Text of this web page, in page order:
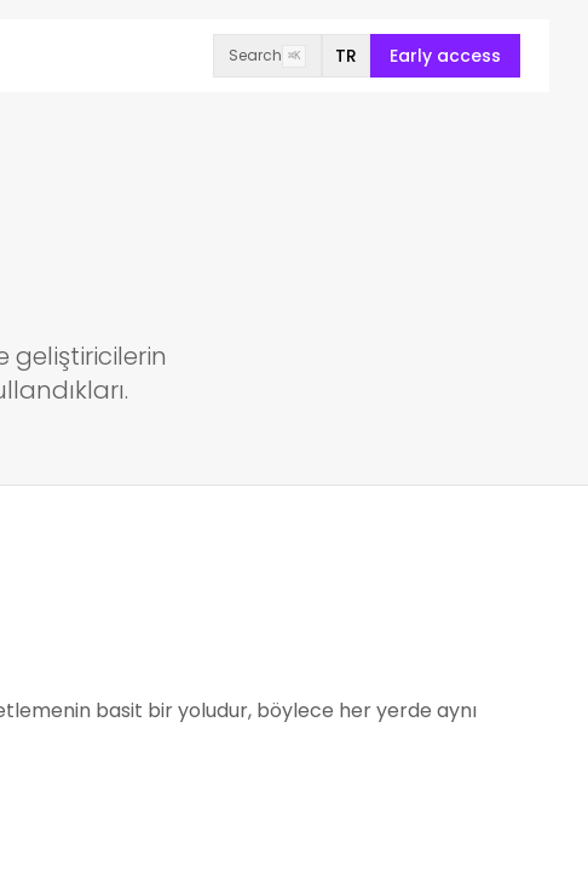
Search ⌘K TR Early access
geliştiricilerin
basit bir yoludur, böylece her yerde aynı